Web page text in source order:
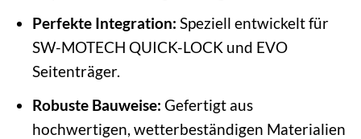
Perfekte Integration: Speziell entwickelt für
SW-MOTECH QUICK-LOCK und EVO
Seitenträger.
Robuste Bauweise: Gefertigt aus
hochwertigen, wetterbeständigen Materialien